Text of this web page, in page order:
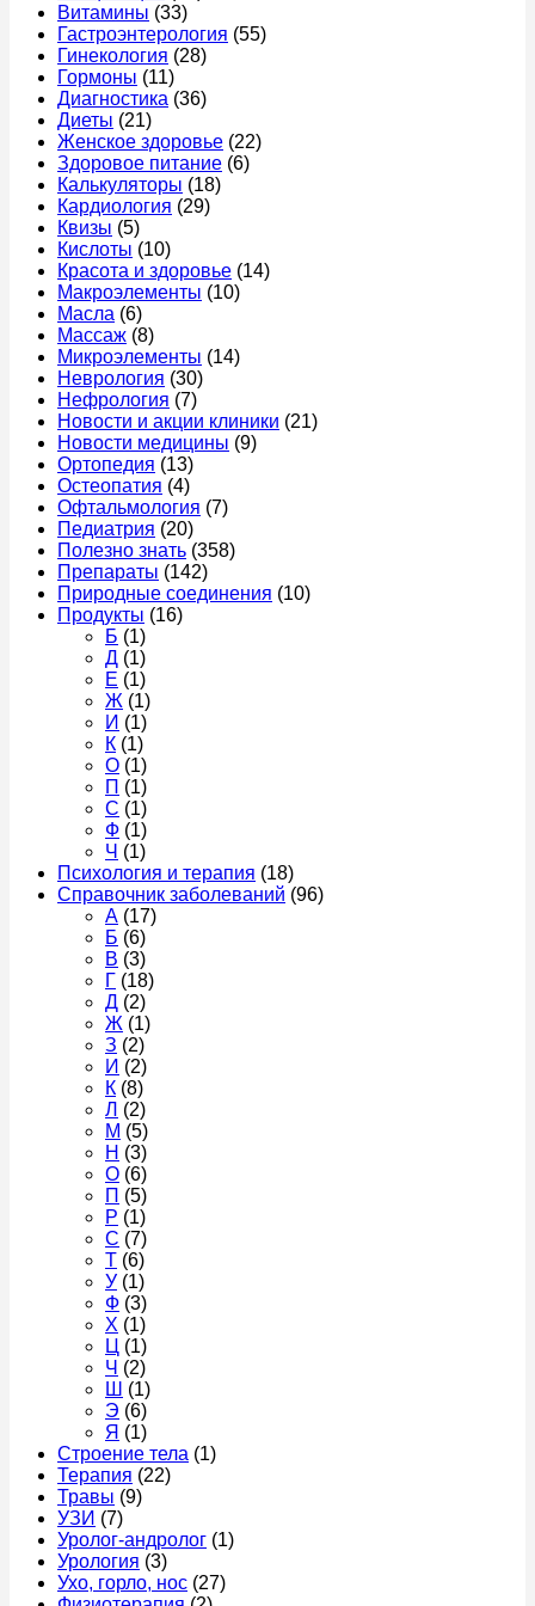
Витамины (33)
Гастроэнтерология (55)
Гинекология (28)
Гормоны (11)
Диагностика (36)
Диеты (21)
Женское здоровье (22)
Здоровое питание (6)
Калькуляторы (18)
Кардиология (29)
Квизы (5)
Кислоты (10)
Красота и здоровье (14)
Макроэлементы (10)
Масла (6)
Массаж (8)
Микроэлементы (14)
Неврология (30)
Нефрология (7)
Новости и акции клиники (21)
Новости медицины (9)
Ортопедия (13)
Остеопатия (4)
Офтальмология (7)
Педиатрия (20)
Полезно знать (358)
Препараты (142)
Природные соединения (10)
Продукты (16)
Б (1)
Д (1)
Е (1)
Ж (1)
И (1)
К (1)
О (1)
П (1)
С (1)
Ф (1)
Ч (1)
Психология и терапия (18)
Справочник заболеваний (96)
А (17)
Б (6)
В (3)
Г (18)
Д (2)
Ж (1)
З (2)
И (2)
К (8)
Л (2)
М (5)
Н (3)
О (6)
П (5)
Р (1)
С (7)
Т (6)
У (1)
Ф (3)
Х (1)
Ц (1)
Ч (2)
Ш
(1)
Э (6)
Я (1)
Строение тела (1)
Терапия (22)
Травы (9)
УЗИ (7)
Уролог-андролог (1)
Урология (3)
Ухо, горло, нос (27)